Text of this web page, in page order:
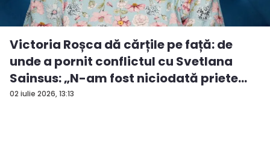
02 iulie 2026, 13:13
Victoria Roșca dă cărțile pe față: de
unde a pornit conflictul cu Svetlana
Sainsus: „N-am fost niciodată priete...